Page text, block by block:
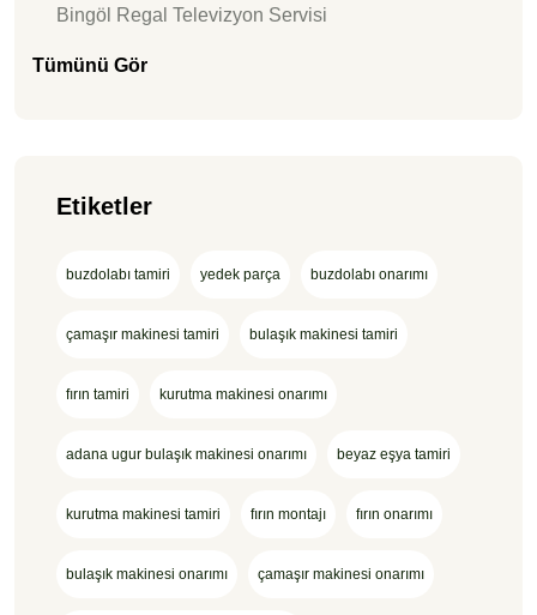
Bingöl Regal Televizyon Servisi
Tümünü Gör
Etiketler
buzdolabı tamiri yedek parça buzdolabı onarımı
çamaşır makinesi tamiri bulaşık makinesi tamiri
fırın tamiri kurutma makinesi onarımı
adana ugur bulaşık makinesi onarımı beyaz eşya tamiri
kurutma makinesi tamiri fırın montajı fırın onarımı
bulaşık makinesi onarımı çamaşır makinesi onarımı